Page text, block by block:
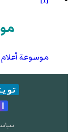
موسوعة أعلام